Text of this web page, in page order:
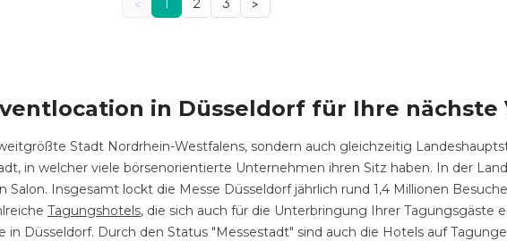
in Düsseldorf für Ihre nächste
Stadt Nordrhein-Westfalens, sondern auch gleichzeitig
in welcher viele börsenorientierte Unternehmen ihren Sitz haben. In der
Insgesamt lockt die Messe Düsseldorf jährlich rund 1,4 Millionen
Tagungshotels, die sich auch für die Unterbringung Ihrer Tagungsgäste
Düsseldorf. Durch den Status "Messestadt" sind auch die Hotels auf